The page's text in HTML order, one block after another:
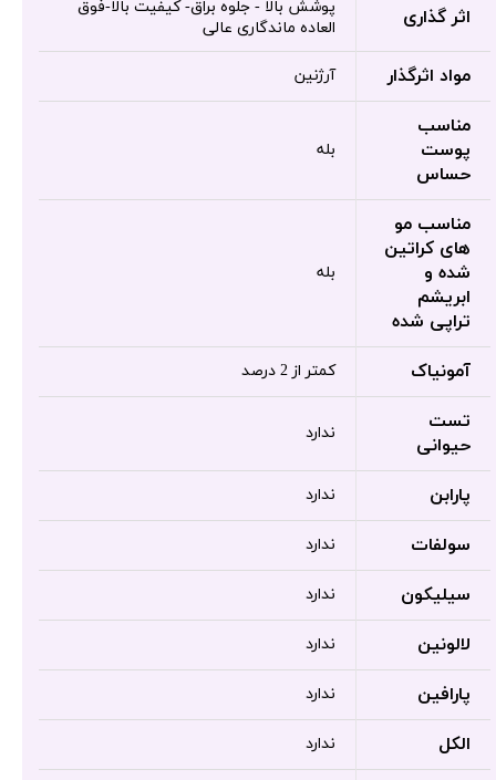
اثر گذاری
پوشش بالا - جلوه براق- کیفیت بالا-فوق
العاده ماندگاری عالی
مواد اثرگذار آرژنین
مناسب
پوست
حساس
بله
مناسب مو
های کراتین
شده و
ابریشم
تراپی شده
بله
آمونیاک کمتر از 2 درصد
تست
حیوانی
ندارد
پارابن ندارد
سولفات ندارد
سیلیکون ندارد
لالونین ندارد
پارافین ندارد
الکل ندارد